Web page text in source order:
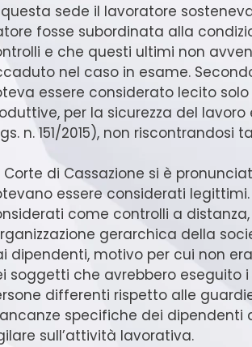
questa sede il lavoratore
fosse subordinata alla
e che questi ultimi non
nel caso in esame.
essere considerato lecito
per la sicurezza del
n. 151/2015), non riscontrandosi
Corte di Cassazione si è
essere considerati
come controlli a
gerarchica della
dipendenti, motivo per cui non
soggetti che avrebbero eseguito
differenti rispetto alle
specifiche dei dipendenti
sull’attività lavorativa.